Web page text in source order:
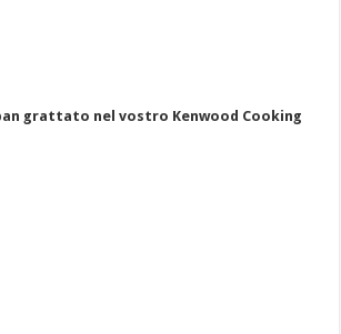
grattato nel vostro Kenwood Cooking